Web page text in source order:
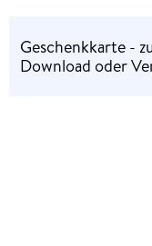
Geschenkkarte -
Download oder